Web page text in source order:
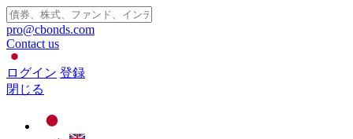
pro@cbonds.com
Contact us
ログイン 登録
閉じる